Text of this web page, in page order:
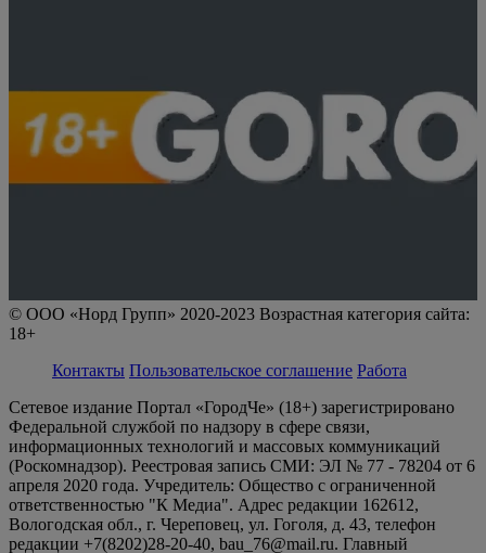
© ООО «Норд Групп» 2020-2023 Возрастная категория сайта:
18+
Контакты Пользовательское соглашение Работа
Сетевое издание Портал «ГородЧе» (18+) зарегистрировано
Федеральной службой по надзору в сфере связи,
информационных технологий и массовых коммуникаций
(Роскомнадзор). Реестровая запись СМИ: ЭЛ № 77 - 78204 от 6
апреля 2020 года. Учредитель: Общество с ограниченной
ответственностью "К Медиа". Адрес редакции 162612,
Вологодская обл., г. Череповец, ул. Гоголя, д. 43, телефон
редакции +7(8202)28-20-40, bau_76@mail.ru. Главный